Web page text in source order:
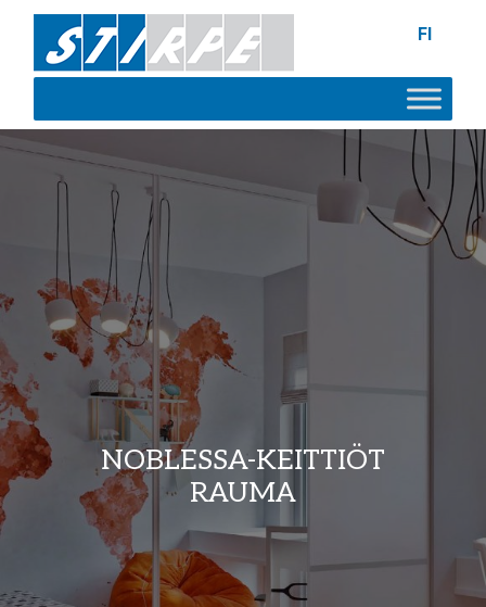
FI
NOBLESSA-KEITTIÖT
RAUMA